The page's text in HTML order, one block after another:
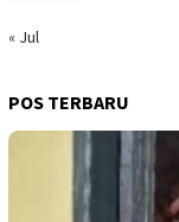
« Jul
POS TERBARU